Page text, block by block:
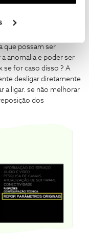
Configurar
que possam ser
anomalia e poder ser
se for caso disso ? A
desligar diretamente
a ligar. se não melhorar
dos